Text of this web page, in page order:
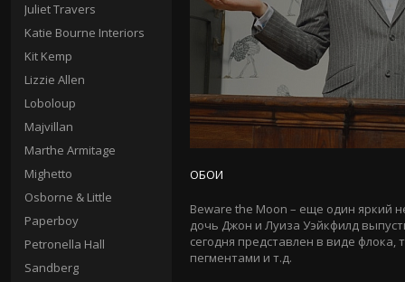
Juliet Travers
Katie Bourne Interiors
Kit Kemp
Lizzie Allen
Loboloup
Majvillan
Marthe Armitage
Mighetto
Osborne & Little
Paperboy
Petronella Hall
Sandberg
ОБОИ
Beware the Moon – еще один яркий
дочь Джон и Луиза Уэйкфилд
сегодня представлен в виде
пегментами и т.д.